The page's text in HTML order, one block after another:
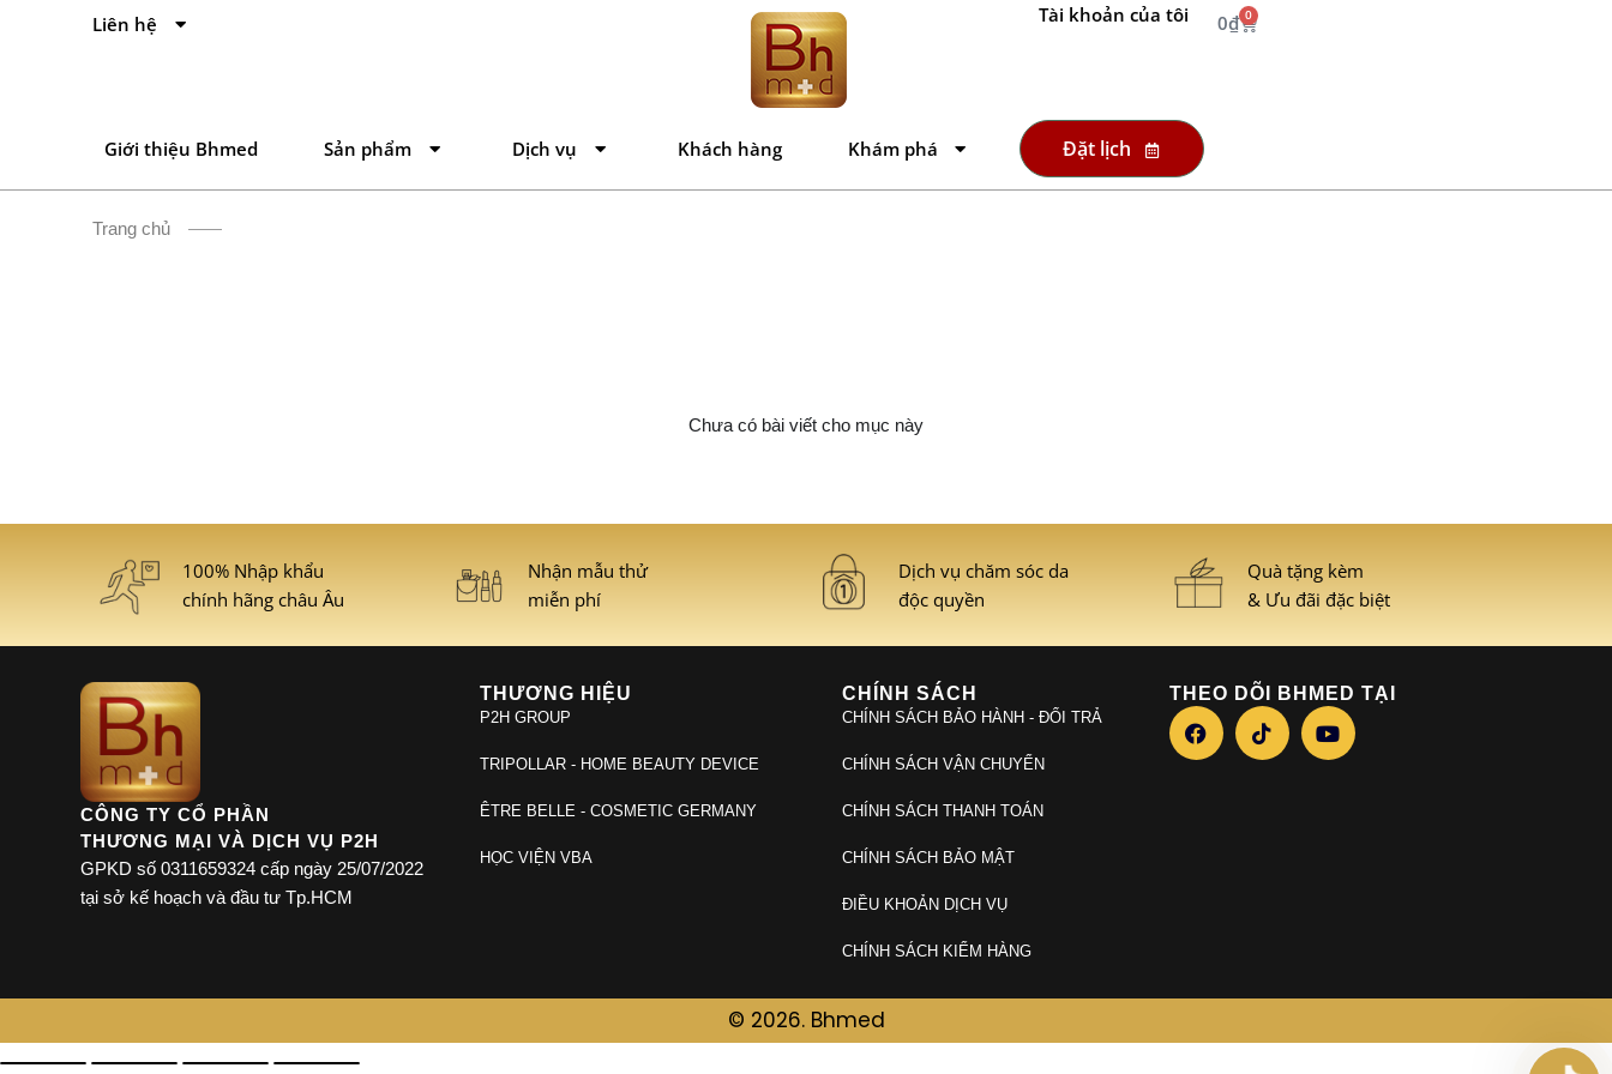
Liên hệ Tài khoản của tôi 0₫ 0
Giới thiệu Bhmed Sản phẩm Dịch vụ Khách hàng Khám phá Đặt lịch
Trang chủ
Chưa có bài viết cho mục này
100% Nhập khẩu
chính hãng châu Âu
Nhận mẫu thử
miễn phí
Dịch vụ chăm sóc da
độc quyền
Quà tặng kèm
& Ưu đãi đặc biệt
CÔNG TY CỔ PHẦN
THƯƠNG MẠI VÀ DỊCH VỤ P2H
GPKD số 0311659324 cấp ngày 25/07/2022
tại sở kế hoạch và đầu tư Tp.HCM
THƯƠNG HIỆU
P2H GROUP
TRIPOLLAR - HOME BEAUTY DEVICE
ÊTRE BELLE - COSMETIC GERMANY
HỌC VIỆN VBA
CHÍNH SÁCH
CHÍNH SÁCH BẢO HÀNH - ĐỔI TRẢ
CHÍNH SÁCH VẬN CHUYỂN
CHÍNH SÁCH THANH TOÁN
CHÍNH SÁCH BẢO MẬT
ĐIỀU KHOẢN DỊCH VỤ
CHÍNH SÁCH KIỂM HÀNG
THEO DÕI BHMED TẠI
© 2026. Bhmed